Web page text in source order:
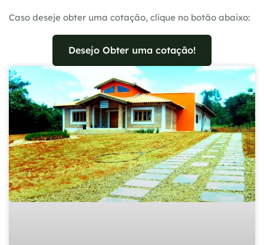
Caso deseje obter uma cotação, clique no botão abaixo:
Desejo Obter uma cotação!